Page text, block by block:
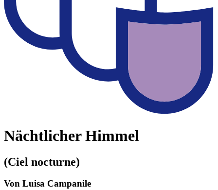
Nächtlicher Himmel
(Ciel nocturne)
Von Luisa Campanile